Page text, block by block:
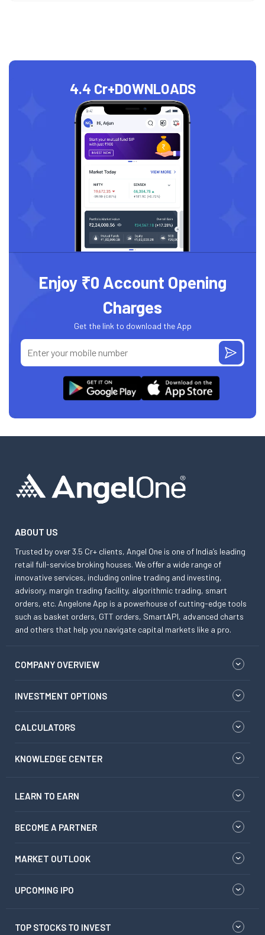
4.4 Cr+DOWNLOADS
Enjoy ₹0 Account Opening
Charges
Get the link to download the App
ABOUT US
Trusted by over 3.5 Cr+ clients, Angel One is one of India’s leading
retail full-service broking houses. We offer a wide range of
innovative services, including online trading and investing,
advisory, margin trading facility, algorithmic trading, smart
orders, etc. Angelone App is a powerhouse of cutting-edge tools
such as basket orders, GTT orders, SmartAPI, advanced charts
and others that help you navigate capital markets like a pro.
COMPANY OVERVIEW
INVESTMENT OPTIONS
CALCULATORS
KNOWLEDGE CENTER
LEARN TO EARN
BECOME A PARTNER
MARKET OUTLOOK
UPCOMING IPO
TOP STOCKS TO INVEST